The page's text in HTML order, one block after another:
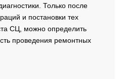
Только после
и постановки тех
СЦ, можно определить
проведения ремонтных